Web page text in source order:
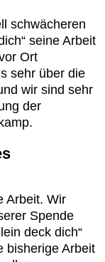
schwächeren
seine Arbeit
Ort
sehr über die
wir sind sehr
der
Arbeit. Wir
Spende
deck dich“
bisherige Arbeit